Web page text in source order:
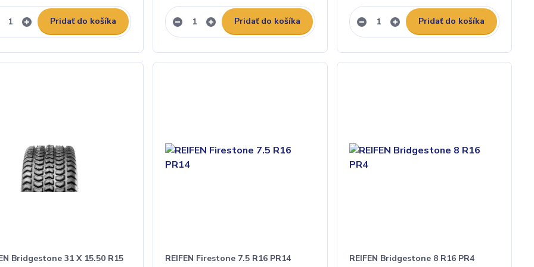
Pridať do košíka Pridať do košíka Pridať do košíka
Bridgestone 31 X 15.50 R15 REIFEN Firestone 7.5 R16 PR14 REIFEN Bridgestone 8 R16 PR4